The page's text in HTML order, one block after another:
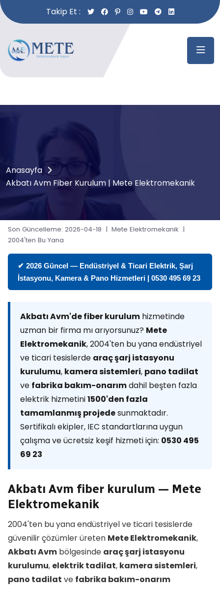
Takip Et :
Anasayfa
Akbatı Avm Fiber Kurulum | Mete Elektromekanik
Son Güncelleme: 2026-04-18 | Mete Elektromekanik |
2004'ten Bu Yana
✔ 2026 Güncel — Endüstriyel & Ticari Elektrik, Şarj
İstasyonu, Kamera & Pano Hizmetleri | 0530 495 69 23
Akbatı Avm'de fiber kurulum hizmetinde
uzman bir firma mı arıyorsunuz? Mete
Elektromekanik, 2004'ten bu yana endüstriyel
ve ticari tesislerde araç şarj istasyonu
kurulumu, kamera sistemleri, pano tadilat
ve fabrika bakım-onarımdahil beşten fazla
elektrik hizmetini1500'den fazla
tamamlanmış projedesunmaktadır.
Sertifikalı ekipler, IEC standartlarına uygun
çalışma ve ücretsiz keşif hizmeti için: 0530 495
69 23
Akbatı Avm fiber kurulum — Mete
Elektromekanik
2004'ten bu yana endüstriyel ve ticari tesislerde
güvenilir çözümler üreten Mete Elektromekanik,
Akbatı Avm bölgesinde araç şarj istasyonu
kurulumu, elektrik tadilat, kamera sistemleri,
pano tadilat ve fabrika bakım-onarım